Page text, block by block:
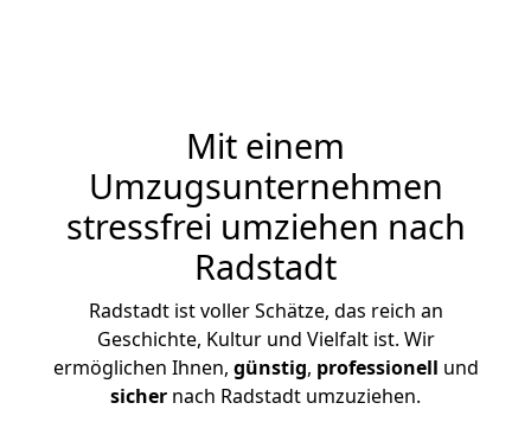
Mit einem
Umzugsunternehmen
stressfrei umziehen nach
Radstadt
Radstadt ist voller Schätze, das reich an
Geschichte, Kultur und Vielfalt ist. Wir
ermöglichen Ihnen, günstig, professionell und
sicher nach Radstadt umzuziehen.